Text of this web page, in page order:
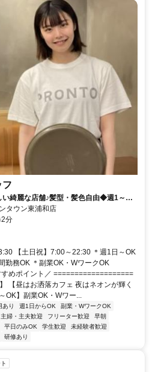
フ
い綺麗な店舗♪髪型・髪色自由◆週1～
タウン東浦和店
2分
【土日祝】7:00～22:30 ＊週1日～OK
勤務OK ＊副業OK・WワークOK
めポイント／ ===================
【昼はお洒落カフェ 夜はネオンが輝く
OK】副業OK・Wワー...
あり 週1日からOK
副業・WワークOK
主婦・主夫歓迎 フリーター歓迎
早朝
平日のみOK 学生歓迎
未経験者歓迎
研修あり